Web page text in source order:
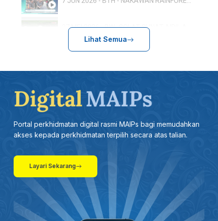
19 APRIL 2026 - BERITA SEMASA 3
31 MAC 2026 -BTH- KEUSAHAWANAN DIGITAL: 25 ASNAF DIBIMBING PUSAT KECEMERLANGAN PENDIDIKAN FAIZUDDIN
Lihat Semua
Portal perkhidmatan digital rasmi MAIPs bagi memudahkan
akses kepada perkhidmatan terpilih secara atas talian.
Layari Sekarang